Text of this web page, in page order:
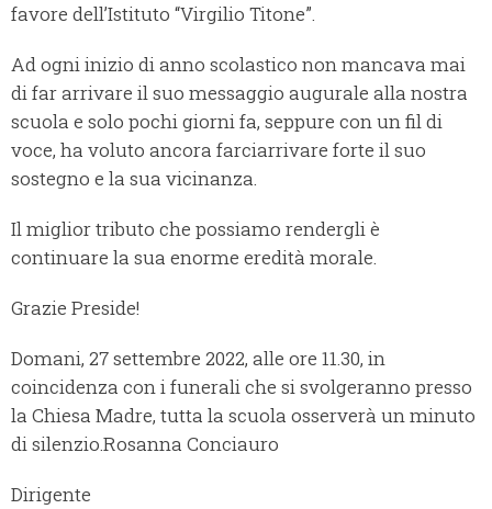
favore dell’Istituto “Virgilio Titone”.
Ad ogni inizio di anno scolastico non mancava mai
di far arrivare il suo messaggio augurale alla nostra
scuola e solo pochi giorni fa, seppure con un fil di
voce, ha voluto ancora farciarrivare forte il suo
sostegno e la sua vicinanza.
Il miglior tributo che possiamo rendergli è
continuare la sua enorme eredità morale.
Grazie Preside!
Domani, 27 settembre 2022, alle ore 11.30, in
coincidenza con i funerali che si svolgeranno presso
la Chiesa Madre, tutta la scuola osserverà un minuto
di silenzio.Rosanna Conciauro
Dirigente